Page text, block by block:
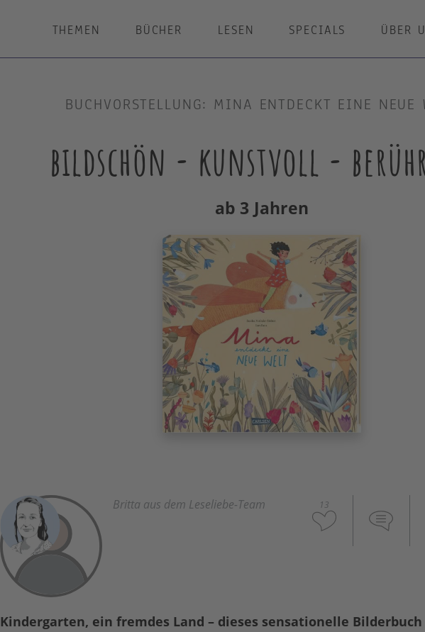
THEMEN BÜCHER LESEN SPECIALS ÜBER
BUCHVORSTELLUNG: MINA ENTDECKT EINE NEUE
bildschön - kunstvoll -
ab 3 Jahren
Britta aus dem Leseliebe-Team 13
Kindergarten, ein fremdes Land – dieses sensationelle